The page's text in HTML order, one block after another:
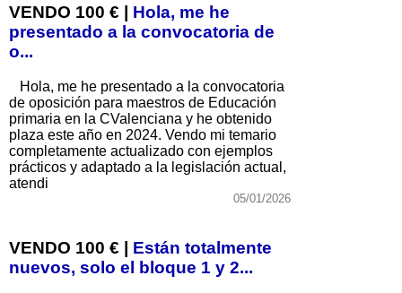
VENDO 100 € | Hola, me he
presentado a la convocatoria de
o...
Hola, me he presentado a la convocatoria
de oposición para maestros de Educación
primaria en la CValenciana y he obtenido
plaza este año en 2024. Vendo mi temario
completamente actualizado con ejemplos
prácticos y adaptado a la legislación actual,
atendi
05/01/2026
VENDO 100 € | Están totalmente
nuevos, solo el bloque 1 y 2...